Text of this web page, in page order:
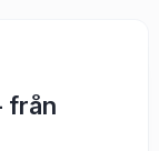
från